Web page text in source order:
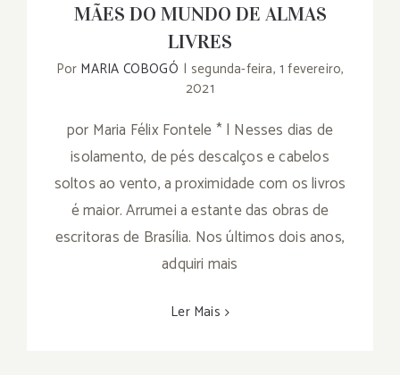
MÃES DO MUNDO DE ALMAS
LIVRES
Por MARIA COBOGÓ | segunda-feira, 1 fevereiro,
2021
por Maria Félix Fontele * | Nesses dias de
isolamento, de pés descalços e cabelos
soltos ao vento, a proximidade com os livros
é maior. Arrumei a estante das obras de
escritoras de Brasília. Nos últimos dois anos,
adquiri mais
Ler Mais